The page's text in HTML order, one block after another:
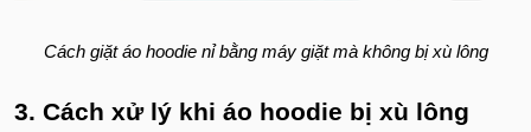
Cách giặt áo hoodie nỉ bằng máy giặt mà không bị xù lông
3. Cách xử lý khi áo hoodie bị xù lông